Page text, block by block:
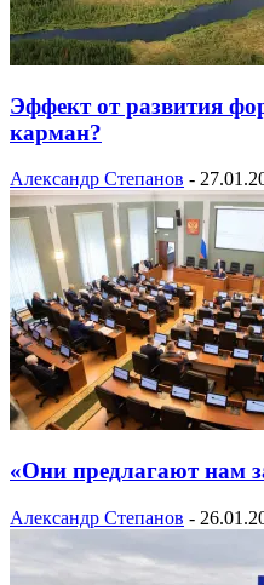
Эффект от развития
карман?
Александр Степанов -
«Они предлагают нам
Александр Степанов -